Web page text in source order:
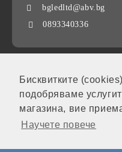
Бисквитките
подобряваме
магазина, вие
Научете повече
bgledltd@abv.bg
0893340336
Нашият онлайн